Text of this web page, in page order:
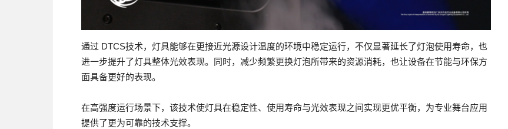
通过 DTCS技术，灯具能够在更接近光源设计温度的环境中稳定运行，不仅显著延长了灯泡使用寿命，也
进一步提升了灯具整体光效表现。同时，减少频繁更换灯泡所带来的资源消耗，也让设备在节能与环保方
面具备更好的表现。
在高强度运行场景下，该技术使灯具在稳定性、使用寿命与光效表现之间实现更优平衡，为专业舞台应用
提供了更为可靠的技术支撑。